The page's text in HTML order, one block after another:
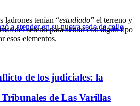
de los judiciales: la
de Las Varillas
ladrones tenían “estudiado” el terreno y
del sereno para actuar con algún tipo
esos elementos.